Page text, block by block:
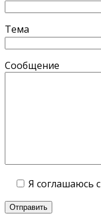
Тема
Сообщение
Я соглашаюсь с